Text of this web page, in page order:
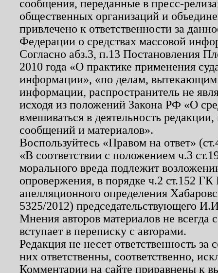
сообщения, переданные в пресс-
общественных организаций и
привлечено к ответственности за
Федерации о средствах массовой
Согласно абз.3, п.13 Постановления
2010 года «О практике применения
информации», «по делам, вытекающим
информации, распространитель не
исходя из положений Закона РФ «О
вмешиваться в деятельность
сообщений и материалов».
Воспользуйтесь «Правом на ответ»
«В соответствии с положением ч.3
морального вреда подлежит
опровержения, в порядке ч.2 ст.152
апелляционного определения
5325/2012) председательствующего
Мнения авторов материалов не
вступает в переписку с авторами.
Редакция не несет ответственность
них ответственны, соответственно,
Комментарии на сайте приравнены к